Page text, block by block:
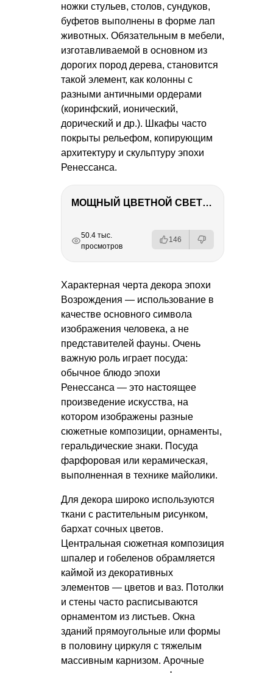
ножки стульев, столов, сундуков,
буфетов выполнены в форме лап
животных. Обязательным в мебели,
изготавливаемой в основном из
дорогих пород дерева, становится
такой элемент, как колонны с
разными античными ордерами
(коринфский, ионический,
дорический и др.). Шкафы часто
покрыты рельефом, копирующим
архитектуру и скульптуру эпохи
Ренессанса.
МОЩНЫЙ ЦВЕТНОЙ СВЕТ – NANLITE FC-500C
РЕКЛАМА
РЕКЛАМА
РЕКЛАМА
РЕКЛАМА
50.4 тыс.
просмотров
146
Характерная черта декора эпохи
Возрождения — использование в
качестве основного символа
изображения человека, а не
представителей фауны. Очень
важную роль играет посуда:
обычное блюдо эпохи
Ренессанса — это настоящее
произведение искусства, на
котором изображены разные
сюжетные композиции, орнаменты,
геральдические знаки. Посуда
фарфоровая или керамическая,
выполненная в технике майолики.
Для декора широко используются
ткани с растительным рисунком,
бархат сочных цветов.
Центральная сюжетная композиция
шпалер и гобеленов обрамляется
каймой из декоративных
элементов — цветов и ваз. Потолки
и стены часто расписываются
орнаментом из листьев. Окна
зданий прямоугольные или формы
в половину циркуля с тяжелым
массивным карнизом. Арочные